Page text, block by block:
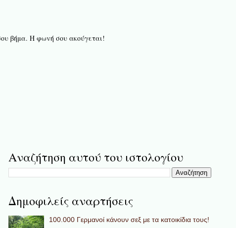
βήμα. Η φωνή σου ακούγεται!
Αναζήτηση αυτού του ιστολογίου
Δημοφιλείς αναρτήσεις
100.000 Γερμανοί κάνουν σεξ με τα κατοικίδια τους!